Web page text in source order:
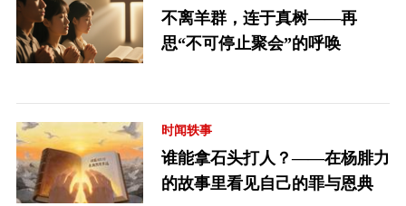
不离羊群，连于真树——再
思“不可停止聚会”的呼唤
时闻轶事
谁能拿石头打人？——在杨腓力
的故事里看见自己的罪与恩典